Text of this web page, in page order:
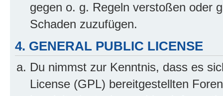
gegen o. g. Regeln verstoßen oder
Schaden zuzufügen.
4. GENERAL PUBLIC LICENSE
Du nimmst zur Kenntnis, dass es
License (GPL) bereitgestellten